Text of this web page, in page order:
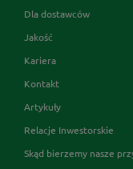
Dla dostawców
Jakość
Kariera
Kontakt
Artykuły
Relacje Inwestorskie
Skąd bierzemy nasze